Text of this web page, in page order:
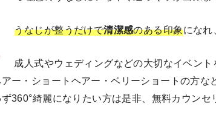
うなじが整うだけで清潔感のある印象になれ
成人式やウェディングなどの大切なイベント
ー・ショートヘアー・ベリーショートの方な
360°綺麗になりたい方は是非、無料カウンセ